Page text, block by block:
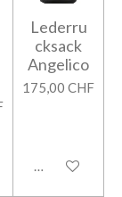
Lederru
cksack
Angelico
175,00 CHF
In den